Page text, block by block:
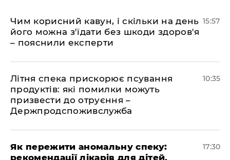
Чим корисний кавун, і скільки на день
його можна з'їдати без шкоди здоров'я
– пояснили експерти
15:57
Літня спека прискорює псування
продуктів: які помилки можуть
призвести до отруєння –
Держпродспоживслужба
10:35
Як пережити аномальну спеку:
рекомендації лікарів для дітей,
17:30